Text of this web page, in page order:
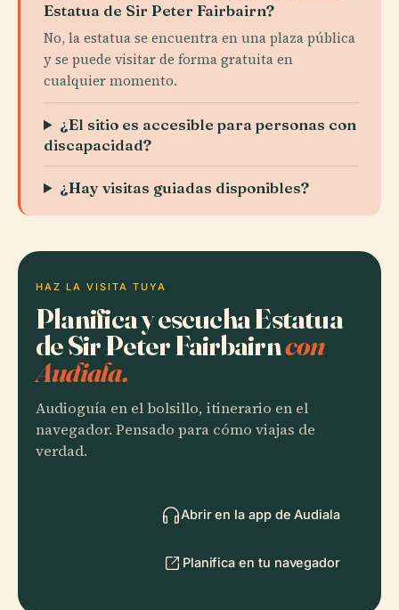
Estatua de Sir Peter Fairbairn?
No, la estatua se encuentra en una plaza pública
y se puede visitar de forma gratuita en
cualquier momento.
¿El sitio es accesible para personas con
discapacidad?
¿Hay visitas guiadas disponibles?
HAZ LA VISITA TUYA
Planifica y escucha Estatua
de Sir Peter Fairbairncon
Audiala.
Audioguía en el bolsillo, itinerario en el
navegador. Pensado para cómo viajas de
verdad.
Abrir en la app de Audiala
Planifica en tu navegador